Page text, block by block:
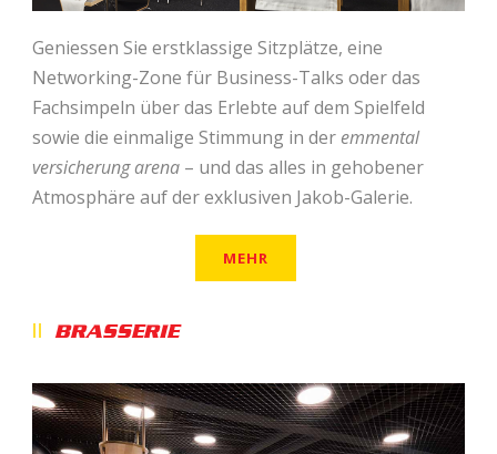
Geniessen Sie erstklassige Sitzplätze, eine
Networking-Zone für Business-Talks oder das
Fachsimpeln über das Erlebte auf dem Spielfeld
sowie die einmalige Stimmung in der emmental
versicherung arena – und das alles in gehobener
Atmosphäre auf der exklusiven Jakob-Galerie.
MEHR
BRASSERIE